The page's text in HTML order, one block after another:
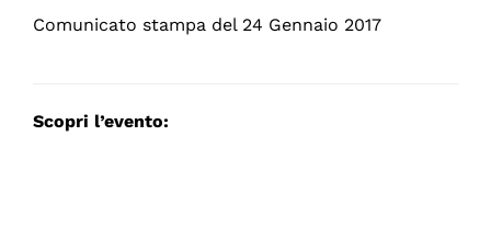
Comunicato stampa del 24 Gennaio 2017
Scopri l’evento: